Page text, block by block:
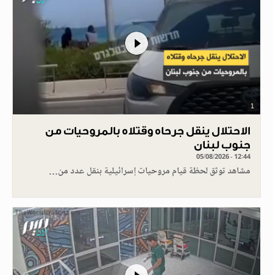
1
الاحتلال ينقل جرحاه وقتلاه بالمروحيات من
جنوب لبنان
05/08/2026 - 12:44
مشاهد توثق لحظة قيام مروحيات إسرائيلية بنقل عدد من…